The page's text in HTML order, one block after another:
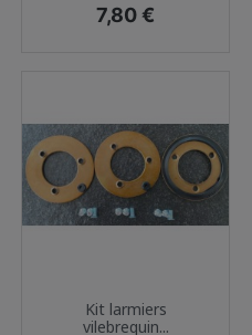
Prix
7,80 €
Kit larmiers
vilebrequin...